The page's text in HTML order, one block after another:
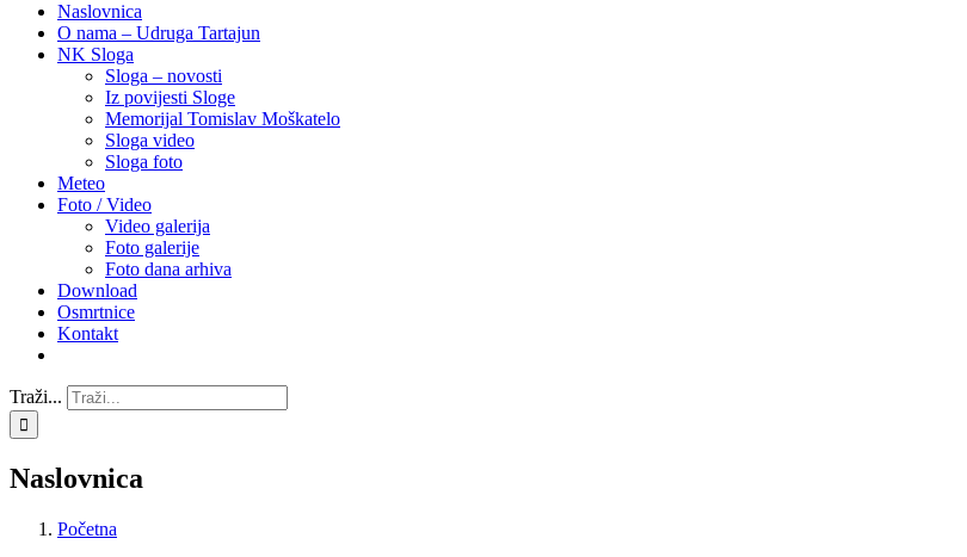
Naslovnica
O nama – Udruga Tartajun
NK Sloga
Sloga – novosti
Iz povijesti Sloge
Memorijal Tomislav Moškatelo
Sloga video
Sloga foto
Meteo
Foto / Video
Video galerija
Foto galerije
Foto dana arhiva
Download
Osmrtnice
Kontakt
Traži...
Naslovnica
Početna